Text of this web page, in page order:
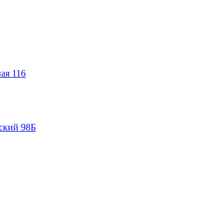
116
98Б